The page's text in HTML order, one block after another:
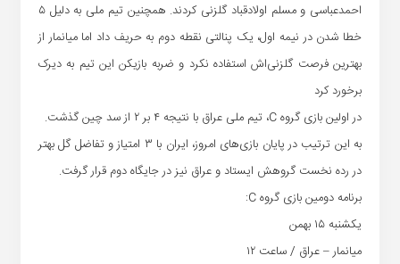
احمدعباسی و مسلم اولادقباد گلزنی کردند. همچنین تیم ملی به دلیل ۵
خطا شدن در نیمه اول، یک پنالتی نقطه دوم به حریف داد اما میانمار از
بهترین فرصت گلزنی‌اش استفاده نکرد و ضربه بازیکن این تیم به دیرک
برخورد کرد
در اولین بازی گروه C، تیم ملی عراق با نتیجه ۴ بر ۲ از سد چین گذشت.
به این ترتیب در پایان بازی‌های امروز، ایران با ۳ امتیاز و تفاضل گل بهتر
در رده نخست گروهش ایستاد و عراق نیز در جایگاه دوم قرار گرفت.
برنامه دومین بازی گروه C:
یکشنبه ۱۵ بهمن
میانمار – عراق / ساعت ۱۲